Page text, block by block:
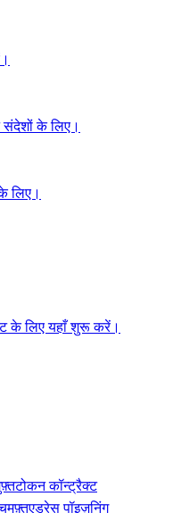
के लिए।
लिए।
के लिए यहाँ शुरू करें।
टोकन कॉन्ट्रैक्ट
मुफ़्तएड्रेस पॉइज़निंग